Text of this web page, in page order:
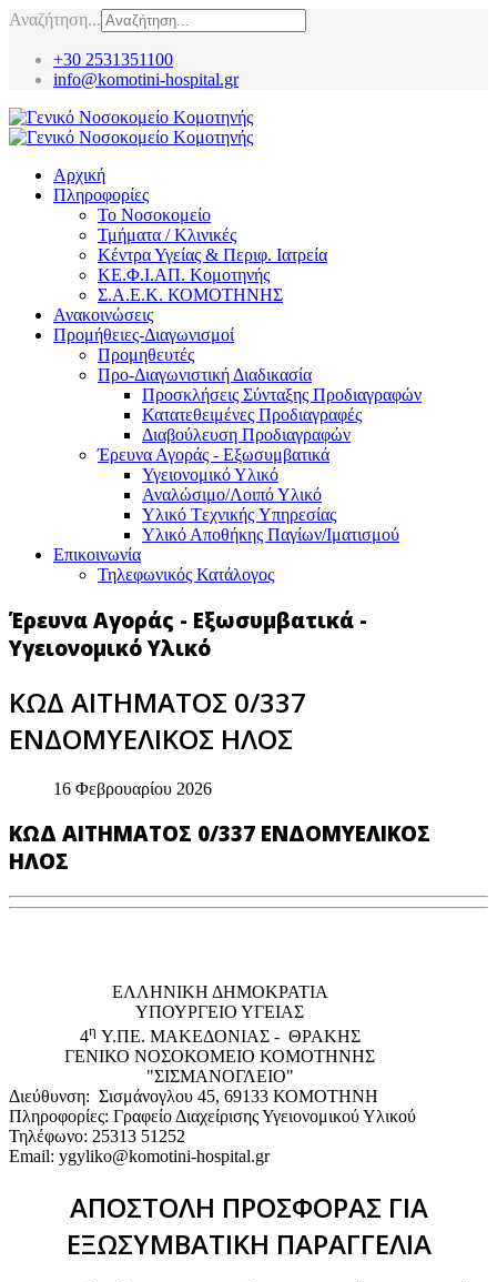
Αναζήτηση...
+30 2531351100
info@komotini-hospital.gr
Αρχική
Πληροφορίες
Το Νοσοκομείο
Τμήματα / Κλινικές
Κέντρα Υγείας & Περιφ. Ιατρεία
ΚΕ.Φ.Ι.ΑΠ. Κομοτηνής
Σ.Α.Ε.Κ. ΚΟΜΟΤΗΝΗΣ
Ανακοινώσεις
Προμήθειες-Διαγωνισμοί
Προμηθευτές
Προ-Διαγωνιστική Διαδικασία
Προσκλήσεις Σύνταξης Προδιαγραφών
Κατατεθειμένες Προδιαγραφές
Διαβούλευση Προδιαγραφών
Έρευνα Αγοράς - Εξωσυμβατικά
Υγειονομικό Υλικό
Αναλώσιμο/Λοιπό Υλικό
Υλικό Tεχνικής Yπηρεσίας
Υλικό Αποθήκης Παγίων/Ιματισμού
Επικοινωνία
Τηλεφωνικός Κατάλογος
Έρευνα Αγοράς - Εξωσυμβατικά -
Υγειονομικό Υλικό
ΚΩΔ ΑΙΤΗΜΑΤΟΣ 0/337
ΕΝΔΟΜΥΕΛΙΚΟΣ ΗΛΟΣ
16 Φεβρουαρίου 2026
ΚΩΔ ΑΙΤΗΜΑΤΟΣ 0/337 ΕΝΔΟΜΥΕΛΙΚΟΣ
ΗΛΟΣ
EΛΛΗΝΙΚΗ ΔΗΜΟΚΡΑΤΙΑ
ΥΠΟΥΡΓΕΙΟ ΥΓΕΙΑΣ
4η Υ.ΠΕ. ΜΑΚΕΔΟΝΙΑΣ - ΘΡΑΚΗΣ
ΓΕΝΙΚΟ NΟΣΟΚΟΜΕΙΟ ΚΟΜΟΤΗΝΗΣ
"ΣΙΣΜΑΝΟΓΛΕΙΟ"
Διεύθυνση: Σισμάνογλου 45, 69133 ΚΟΜΟΤΗΝΗ
Πληροφορίες: Γραφείο Διαχείρισης Υγειονομικού Υλικού
Τηλέφωνο: 25313 51252
Email: ygyliko@komotini-hospital.gr
ΑΠΟΣΤΟΛΗ ΠΡΟΣΦΟΡΑΣ ΓΙΑ
ΕΞΩΣΥΜΒΑΤΙΚΗ ΠΑΡΑΓΓΕΛΙΑ